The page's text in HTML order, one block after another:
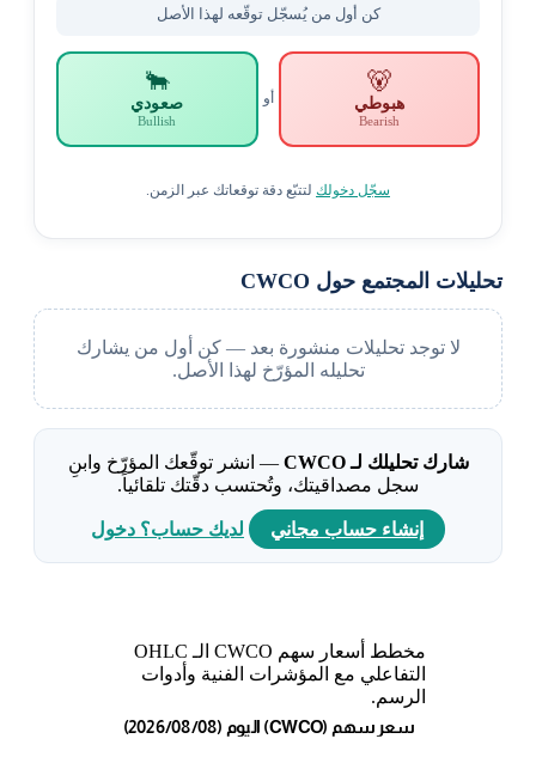
كن أول من يُسجّل توقّعه لهذا الأصل
🐻
هبوطي
Bearish
أو
🐂
صعودي
Bullish
سجّل دخولكلتتبّع دقة توقعاتك عبر الزمن.
تحليلات المجتمع حول CWCO
لا توجد تحليلات منشورة بعد — كن أول من يشارك
تحليله المؤرّخ لهذا الأصل.
شارك تحليلك لـ CWCO
— انشر توقّعك المؤرّخ وابنِ
سجل مصداقيتك، وتُحتسب دقّتك تلقائياً.
إنشاء حساب مجاني لديك حساب؟ دخول
مخطط أسعار سهم CWCO الـ OHLC
التفاعلي مع المؤشرات الفنية وأدوات
الرسم.
(2026/08/08) اليوم (CWCO) سعر سهم